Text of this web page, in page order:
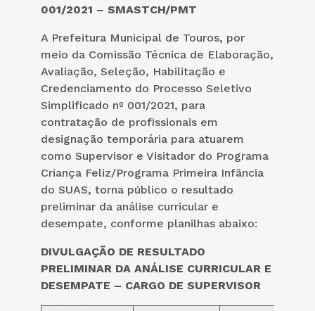
001/2021 – SMASTCH/PMT
A Prefeitura Municipal de Touros, por
meio da Comissão Técnica de Elaboração,
Avaliação, Seleção, Habilitação e
Credenciamento do Processo Seletivo
Simplificado nº 001/2021, para
contratação de profissionais em
designação temporária para atuarem
como Supervisor e Visitador do Programa
Criança Feliz/Programa Primeira Infância
do SUAS, torna público o resultado
preliminar da análise curricular e
desempate, conforme planilhas abaixo:
DIVULGAÇÃO DE RESULTADO
PRELIMINAR DA ANÁLISE CURRICULAR E
DESEMPATE – CARGO DE SUPERVISOR